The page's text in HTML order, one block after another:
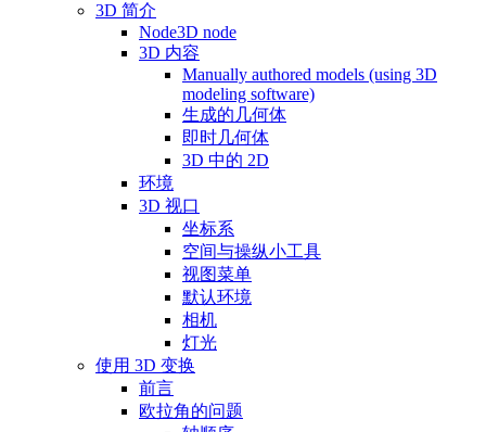
3D 简介
Node3D node
3D 内容
Manually authored models (using 3D
modeling software)
生成的几何体
即时几何体
3D 中的 2D
环境
3D 视口
坐标系
空间与操纵小工具
视图菜单
默认环境
相机
灯光
使用 3D 变换
前言
欧拉角的问题